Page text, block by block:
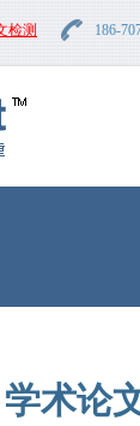
检测 186-
学术论